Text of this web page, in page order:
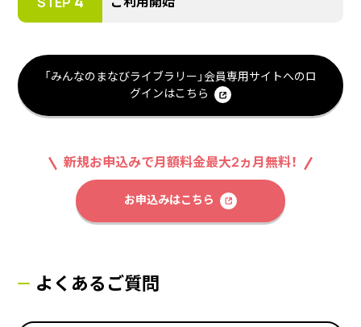
「みんなのまなびライブラリー」会員専用サイトへのロ
グインはこちら
新規お申込みで月額料金最大2ヵ月無料！
お申込みはこちら
よくあるご質問